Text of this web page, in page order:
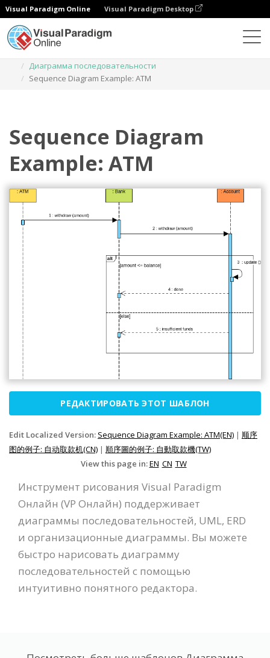
Visual Paradigm Online Visual Paradigm Desktop
Диаграмма последовательности
Sequence Diagram Example: ATM
Sequence Diagram
Example: ATM
РЕДАКТИРОВАТЬ ЭТОТ ШАБЛОН
Edit Localized Version: Sequence Diagram Example: ATM(EN) | 顺序
图的例子: 自动取款机(CN) | 順序圖的例子: 自動取款機(TW)
View this page in:EN CN TW
Инструмент рисования Visual Paradigm
Онлайн (VP Онлайн) поддерживает
диаграммы последовательностей, UML, ERD
и организационные диаграммы. Вы можете
быстро нарисовать диаграмму
последовательностей с помощью
интуитивно понятного редактора.